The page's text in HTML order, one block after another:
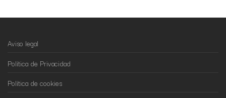
Aviso legal
Política de Privacidad
Política de cookies